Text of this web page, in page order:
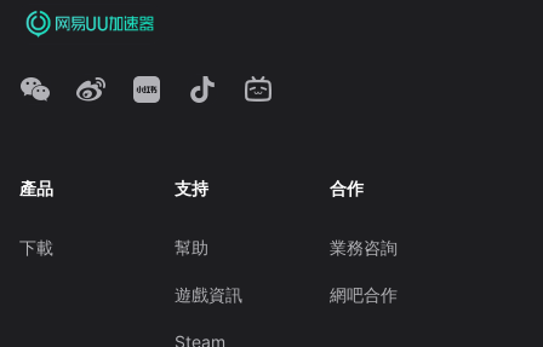
產品
下載
支持
幫助
遊戲資訊
Steam
合作
業務咨詢
網吧合作